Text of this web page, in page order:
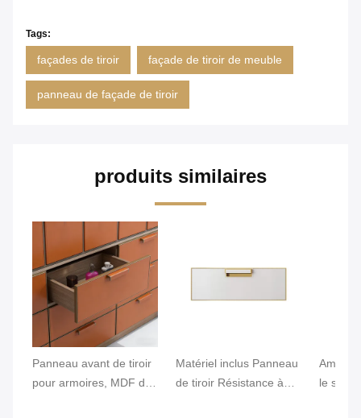
Tags:
façades de tiroir façade de tiroir de meuble
panneau de façade de tiroir
produits similaires
Panneau avant de tiroir
pour armoires, MDF de
Matériel inclus Panneau
de tiroir Résistance à
le